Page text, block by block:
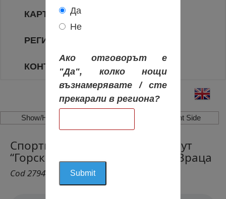
КАРТА НА РЕГИОНИТЕ
РЕГИОНИ
КОНТАКТИ
Show/Hide Left Side Show/Hide Right Side
Спортно-Туристически Маршрут
“Горска Пътека на Здравето”, Враца
Cod 2794
Да
Не
Ако отговорът е
"Да", колко нощи
възнамерявате / сте
прекарали в региона?